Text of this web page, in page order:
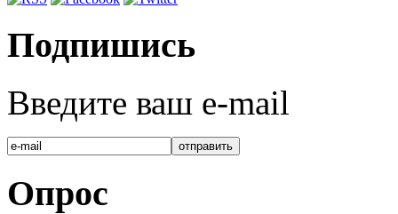
Подпишись
Введите ваш e-mail
Опрос